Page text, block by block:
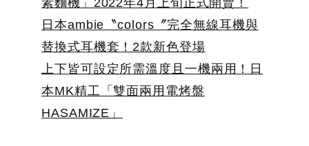
日本ambie〝colors〞完全無線耳機與
替換式耳機套！2款新色登場
上下皆可設定所需溫度且一機兩用！日
本MK精工「雙面兩用電烤盤
HASAMIZE」